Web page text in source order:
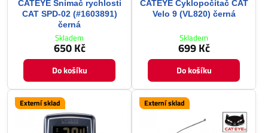
CATEYE Snímač rychlosti
CAT SPD-02 (#1603891)
černá
Skladem
650 Kč
Do košíku
CATEYE Cyklopočítač CAT
Velo 9 (VL820) černá
Skladem
699 Kč
Do košíku
Externí sklad Externí sklad